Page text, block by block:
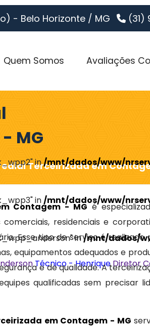
- Belo Horizonte / MG (31)
Quem Somos Avaliações
MG
Terceirizada em
in/mnt/dados/www/
in /mnt/dados/www/
in/mnt/dados/
Técnico - HenriqueDiretor
Contagem - MGé
residenciais e
Esse tipo de serviço é realizado
equipamentos adequados e
e de qualidade. A
qualificadas sem precisar
em Contagem - MG